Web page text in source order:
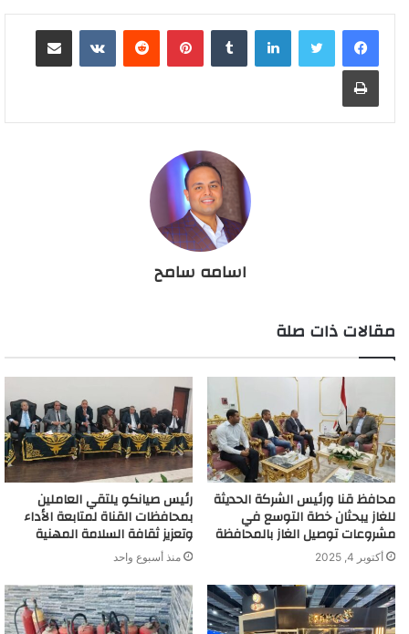
لينكدإن بينتيريست مشاركة عبر البريد
طباعة
اسامه سامح
مقالات ذات صلة
محافظ قنا ورئيس الشركة الحديثة
للغاز يبحثان خطة التوسع في
مشروعات توصيل الغاز بالمحافظة
أكتوبر 4, 2025
رئيس صيانكو يلتقي العاملين
بمحافظات القناة لمتابعة الأداء
وتعزيز ثقافة السلامة المهنية
منذ أسبوع واحد